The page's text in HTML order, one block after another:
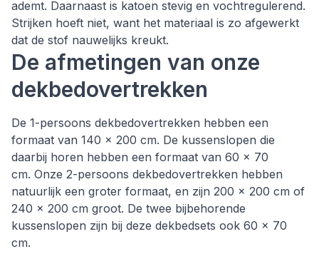
ademt. Daarnaast is katoen stevig en vochtregulerend.
Strijken hoeft niet, want het materiaal is zo afgewerkt
dat de stof nauwelijks kreukt.
De afmetingen van onze
dekbedovertrekken
De 1-persoons dekbedovertrekken hebben een
formaat van 140 x 200 cm. De kussenslopen die
daarbij horen hebben een formaat van 60 x 70
cm. Onze 2-persoons dekbedovertrekken hebben
natuurlijk een groter formaat, en zijn 200 x 200 cm of
240 x 200 cm groot. De twee bijbehorende
kussenslopen zijn bij deze dekbedsets ook 60 x 70
cm.